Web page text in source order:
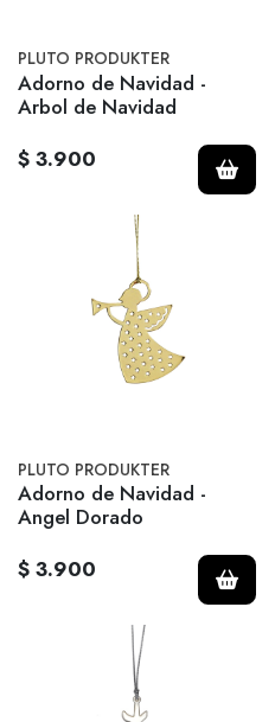
PLUTO PRODUKTER
Adorno de Navidad -
Arbol de Navidad
$ 3.900
PLUTO PRODUKTER
Adorno de Navidad -
Angel Dorado
$ 3.900